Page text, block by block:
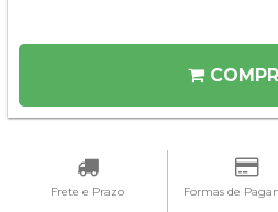
Frete e Prazo Formas de